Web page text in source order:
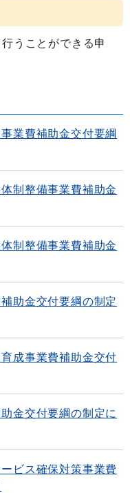
うことができる申
業費補助金交付要綱
制整備事業費補助金
制整備事業費補助金
助金交付要綱の制定
成事業費補助金交付
金交付要綱の制定に
ビス確保対策事業費